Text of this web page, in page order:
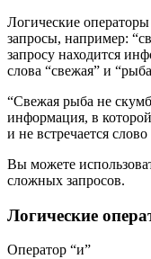
Логические
запросы, например:
запросу находится
слова “свежая” и
“Свежая рыба не
информация, в
и не встречается
Вы можете
сложных запросов.
Логические
Оператор “и”